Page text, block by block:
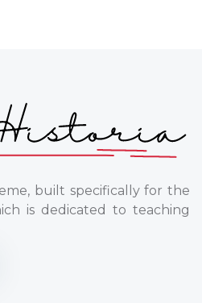
built specifically for the
is dedicated to teaching